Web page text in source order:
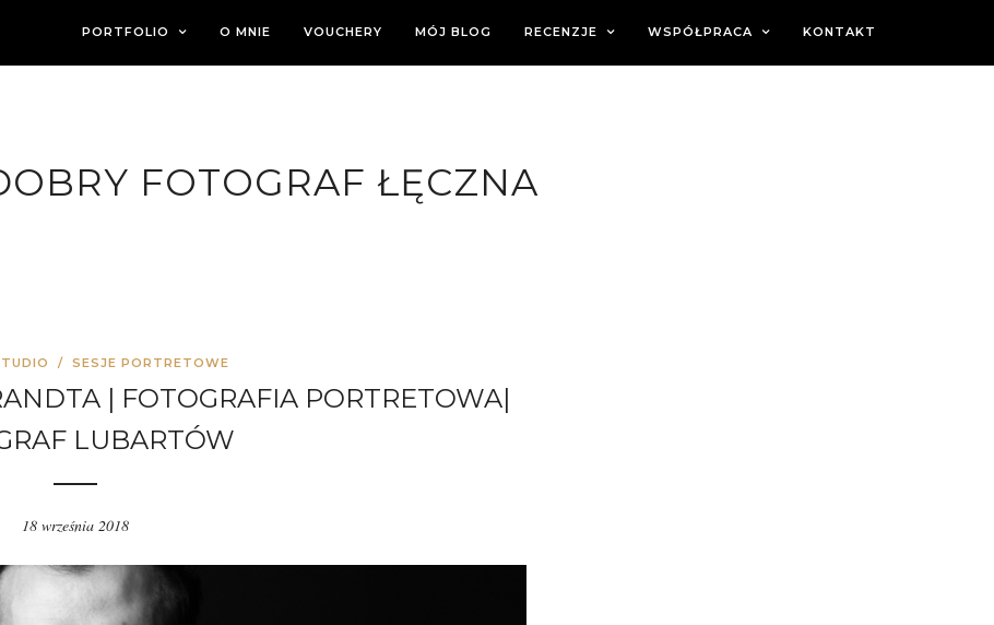
PORTFOLIO O MNIE VOUCHERY MÓJ BLOG RECENZJE WSPÓŁPRACA KONTAKT
FOTOGRAF ŁĘCZNA
/SESJE PORTRETOWE
| FOTOGRAFIA PORTRETOWA|
LUBARTÓW
18 września 2018